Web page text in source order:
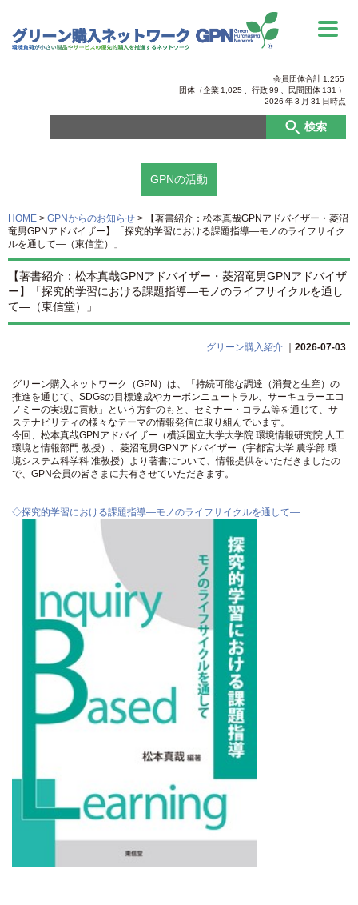
会員団体合計 1,255
団体（企業 1,025 、行政99 民間団体 131 ）
2026 年3 月 31 日時点
検索
GPNの活動
HOME > GPNからのお知らせ >
【著書紹介：松本真哉GPNアドバイザー・菱沼
竜男GPNアドバイザー】「探究的学習における課題指導―モノのライフサイク
ルを通して―（東信堂）」
【著書紹介：松本真哉GPNアドバイザー・菱沼竜男GPNアドバイザ
ー】「探究的学習における課題指導―モノのライフサイクルを通し
て―（東信堂）」
グリーン購入紹介 ｜ 2026-07-03
グリーン購入ネットワーク（GPN）は、「持続可能な調達（消費と生産）の
推進を通じて、SDGsの目標達成やカーボンニュートラル、サーキュラーエコ
ノミーの実現に貢献」という方針のもと、セミナー・コラム等を通じて、サ
ステナビリティの様々なテーマの情報発信に取り組んでいます。
今回、松本真哉GPNアドバイザー（横浜国立大学大学院 環境情報研究院 人工
環境と情報部門 教授）、菱沼竜男GPNアドバイザー（宇都宮大学 農学部 環
境システム科学科 准教授）より著書について、情報提供をいただきましたの
で、GPN会員の皆さまに共有させていただきます。
◇探究的学習における課題指導―モノのライフサイクルを通して―